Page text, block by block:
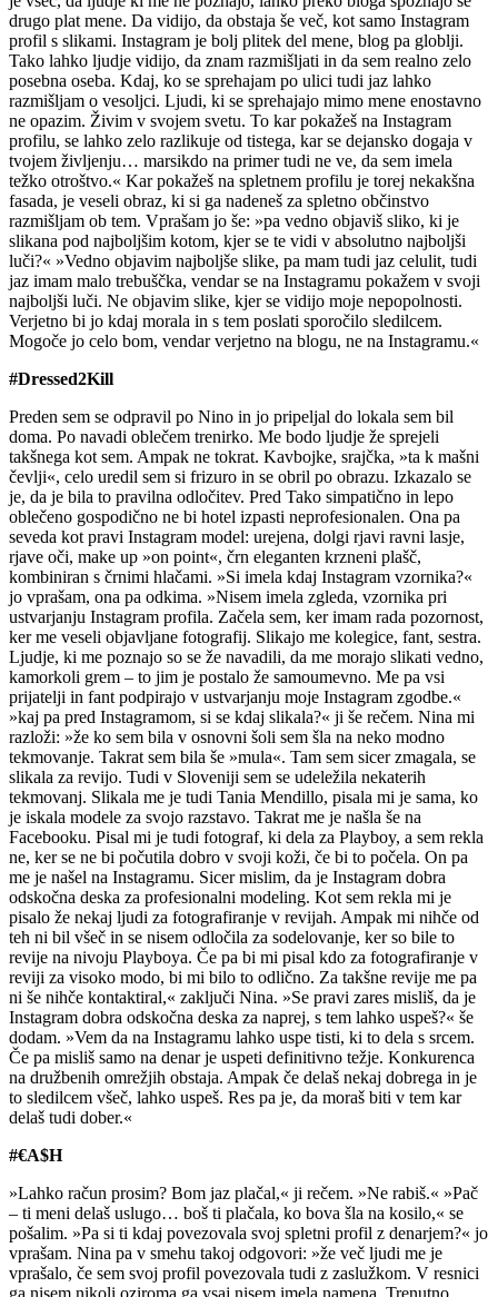
drugo plat mene. Da vidijo, da obstaja še več, kot samo Instagram
profil s slikami. Instagram je bolj plitek del mene, blog pa globlji.
Tako lahko ljudje vidijo, da znam razmišljati in da sem realno zelo
posebna oseba. Kdaj, ko se sprehajam po ulici tudi jaz lahko
razmišljam o vesoljci. Ljudi, ki se sprehajajo mimo mene enostavno
ne opazim. Živim v svojem svetu. To kar pokažeš na Instagram
profilu, se lahko zelo razlikuje od tistega, kar se dejansko dogaja v
tvojem življenju… marsikdo na primer tudi ne ve, da sem imela
težko otroštvo.« Kar pokažeš na spletnem profilu je torej nekakšna
fasada, je veseli obraz, ki si ga nadeneš za spletno občinstvo
razmišljam ob tem. Vprašam jo še: »pa vedno objaviš sliko, ki je
slikana pod najboljšim kotom, kjer se te vidi v absolutno najboljši
luči?« »Vedno objavim najboljše slike, pa mam tudi jaz celulit, tudi
jaz imam malo trebuščka, vendar se na Instagramu pokažem v svoji
najboljši luči. Ne objavim slike, kjer se vidijo moje nepopolnosti.
Verjetno bi jo kdaj morala in s tem poslati sporočilo sledilcem.
Mogoče jo celo bom, vendar verjetno na blogu, ne na Instagramu.«
#Dressed2Kill
Preden sem se odpravil po Nino in jo pripeljal do lokala sem bil
doma. Po navadi oblečem trenirko. Me bodo ljudje že sprejeli
takšnega kot sem. Ampak ne tokrat. Kavbojke, srajčka, »ta k mašni
čevlji«, celo uredil sem si frizuro in se obril po obrazu. Izkazalo se
je, da je bila to pravilna odločitev. Pred Tako simpatično in lepo
oblečeno gospodično ne bi hotel izpasti neprofesionalen. Ona pa
seveda kot pravi Instagram model: urejena, dolgi rjavi ravni lasje,
rjave oči, make up »on point«, črn eleganten krzneni plašč,
kombiniran s črnimi hlačami. »Si imela kdaj Instagram vzornika?«
jo vprašam, ona pa odkima. »Nisem imela zgleda, vzornika pri
ustvarjanju Instagram profila. Začela sem, ker imam rada pozornost,
ker me veseli objavljane fotografij. Slikajo me kolegice, fant, sestra.
Ljudje, ki me poznajo so se že navadili, da me morajo slikati vedno,
kamorkoli grem – to jim je postalo že samoumevno. Me pa vsi
prijatelji in fant podpirajo v ustvarjanju moje Instagram zgodbe.«
»kaj pa pred Instagramom, si se kdaj slikala?« ji še rečem. Nina mi
razloži: »že ko sem bila v osnovni šoli sem šla na neko modno
tekmovanje. Takrat sem bila še »mula«. Tam sem sicer zmagala, se
slikala za revijo. Tudi v Sloveniji sem se udeležila nekaterih
tekmovanj. Slikala me je tudi Tania Mendillo, pisala mi je sama, ko
je iskala modele za svojo razstavo. Takrat me je našla še na
Facebooku. Pisal mi je tudi fotograf, ki dela za Playboy, a sem rekla
ne, ker se ne bi počutila dobro v svoji koži, če bi to počela. On pa
me je našel na Instagramu. Sicer mislim, da je Instagram dobra
odskočna deska za profesionalni modeling. Kot sem rekla mi je
pisalo že nekaj ljudi za fotografiranje v revijah. Ampak mi nihče od
teh ni bil všeč in se nisem odločila za sodelovanje, ker so bile to
revije na nivoju Playboya. Če pa bi mi pisal kdo za fotografiranje v
reviji za visoko modo, bi mi bilo to odlično. Za takšne revije me pa
ni še nihče kontaktiral,« zaključi Nina. »Se pravi zares misliš, da je
Instagram dobra odskočna deska za naprej, s tem lahko uspeš?« še
dodam. »Vem da na Instagramu lahko uspe tisti, ki to dela s srcem.
Če pa misliš samo na denar je uspeti definitivno težje. Konkurenca
na družbenih omrežjih obstaja. Ampak če delaš nekaj dobrega in je
to sledilcem všeč, lahko uspeš. Res pa je, da moraš biti v tem kar
delaš tudi dober.«
#€A$H
»Lahko račun prosim? Bom jaz plačal,« ji rečem. »Ne rabiš.« »Pač
– ti meni delaš uslugo… boš ti plačala, ko bova šla na kosilo,« se
pošalim. »Pa si ti kdaj povezovala svoj spletni profil z denarjem?« jo
vprašam. Nina pa v smehu takoj odgovori: »že več ljudi me je
vprašalo, če sem svoj profil povezovala tudi z zaslužkom. V resnici
ga nisem nikoli oziroma ga vsaj nisem imela namena. Trenutno